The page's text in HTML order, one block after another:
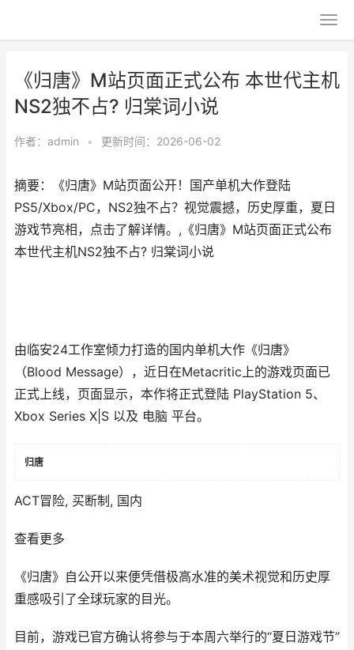
《归唐》M站页面正式公布 本世代主机
NS2独不占? 归棠词小说
作者： admin • 更新时间：2026-06-02
摘要：《归唐》M站页面公开！国产单机大作登陆
PS5/Xbox/PC，NS2独不占？视觉震撼，历史厚重，夏日
游戏节亮相，点击了解详情。,《归唐》M站页面正式公布
本世代主机NS2独不占? 归棠词小说
由临安24工作室倾力打造的国内单机大作《归唐》
（Blood Message），近日在Metacritic上的游戏页面已
正式上线，页面显示，本作将正式登陆 PlayStation 5、
Xbox Series X|S 以及 电脑 平台。
归唐
ACT冒险, 买断制, 国内
查看更多
《归唐》自公开以来便凭借极高水准的美术视觉和历史厚
重感吸引了全球玩家的目光。
目前，游戏已官方确认将参与于本周六举行的“夏日游戏节”